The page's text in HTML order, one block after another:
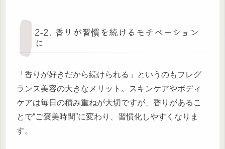
2-2. 香りが習慣を続けるモチベーション
に
「香りが好きだから続けられる」というのもフレグ
ランス美容の大きなメリット。スキンケアやボディ
ケアは毎日の積み重ねが大切ですが、香りがあるこ
とで“ご褒美時間”に変わり、習慣化しやすくなりま
す。